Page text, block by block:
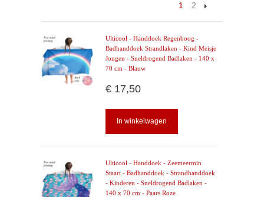
1 2
Ulticool - Handdoek Regenboog -
Badhanddoek Strandlaken - Kind Meisje
Jongen - Sneldrogend Badlaken - 140 x
70 cm - Blauw
€ 17,50
In winkelwagen
Ulticool - Handdoek - Zeemeermin
Staart - Badhanddoek - Strandhanddoek
- Kinderen - Sneldrogend Badlaken -
140 x 70 cm - Paars Roze